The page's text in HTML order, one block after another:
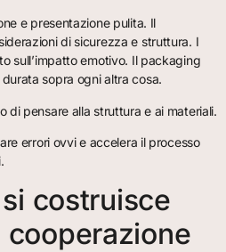
e presentazione pulita. Il
di sicurezza e struttura. I
sull’impatto emotivo. Il packaging
sopra ogni altra cosa.
di pensare alla struttura e ai materiali.
errori ovvi e accelera il processo
costruisce
cooperazione